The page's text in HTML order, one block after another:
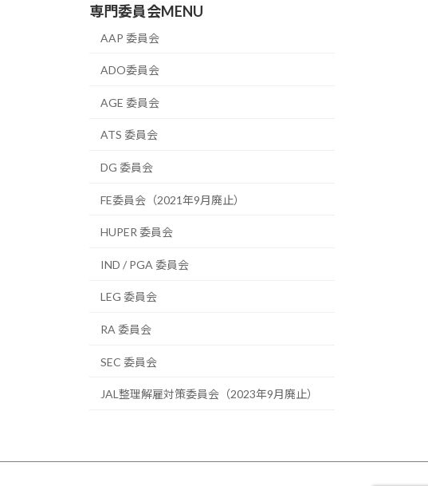
専門委員会MENU
AAP 委員会
ADO委員会
AGE 委員会
ATS 委員会
DG 委員会
FE委員会（2021年9月廃止）
HUPER 委員会
IND / PGA 委員会
LEG 委員会
RA 委員会
SEC 委員会
JAL整理解雇対策委員会（2023年9月廃止）